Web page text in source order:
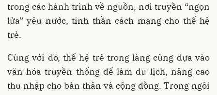
trong các hành trình về nguồn, nơi truyền “ngọn
lửa” yêu nước, tinh thần cách mạng cho thế hệ
trẻ.
Cùng với đó, thế hệ trẻ trong làng cũng dựa vào
văn hóa truyền thống để làm du lịch, nâng cao
thu nhập cho bản thân và cộng đồng. Trong ngôi